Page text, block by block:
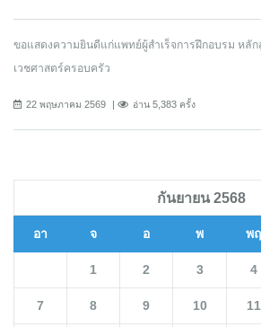
ขอแสดงความยินดีแก่แพทย์ผู้สำเร็จการฝึกอบรม หลั
เวชศาสตร์ครอบครัว
22 พฤษภาคม 2569 อ่าน 5,383 ครั้ง
กันยายน 2568
อา จ อ พ พฤ
1 2 3 4
7 8 9 10 11